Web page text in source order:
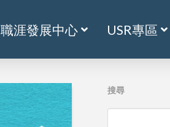
職涯發展中心 USR專區
搜尋